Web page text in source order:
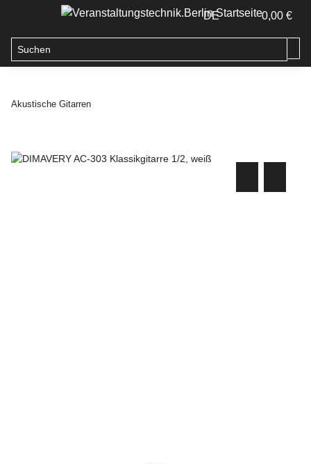
DE 0,00 €
Akustische Gitarren